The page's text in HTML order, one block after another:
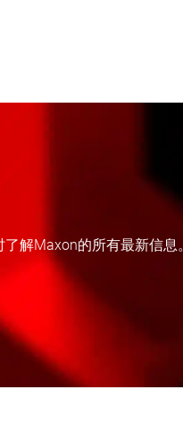
了解Maxon的所有最新信